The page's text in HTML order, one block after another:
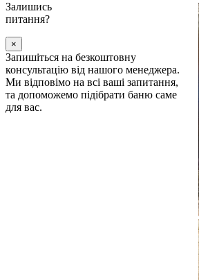
Залишись
питання?
×
Запишіться на безкоштовну
консультацію від нашого менеджера.
Ми відповімо на всі ваші запитання,
та допоможемо підібрати баню саме
для вас.